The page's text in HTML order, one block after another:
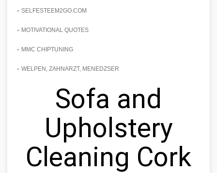
- SELFESTEEM2GO.COM
- MOTIVATIONAL QUOTES
- MMC CHIPTUNING
- WELPEN, ZAHNARZT, MENEDZSER
Sofa and
Upholstery
Cleaning Cork